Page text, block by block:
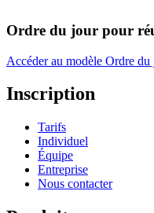
Ordre du jour pour
Accéder au modèle Ordre
Inscription
Tarifs
Individuel
Équipe
Entreprise
Nous contacter